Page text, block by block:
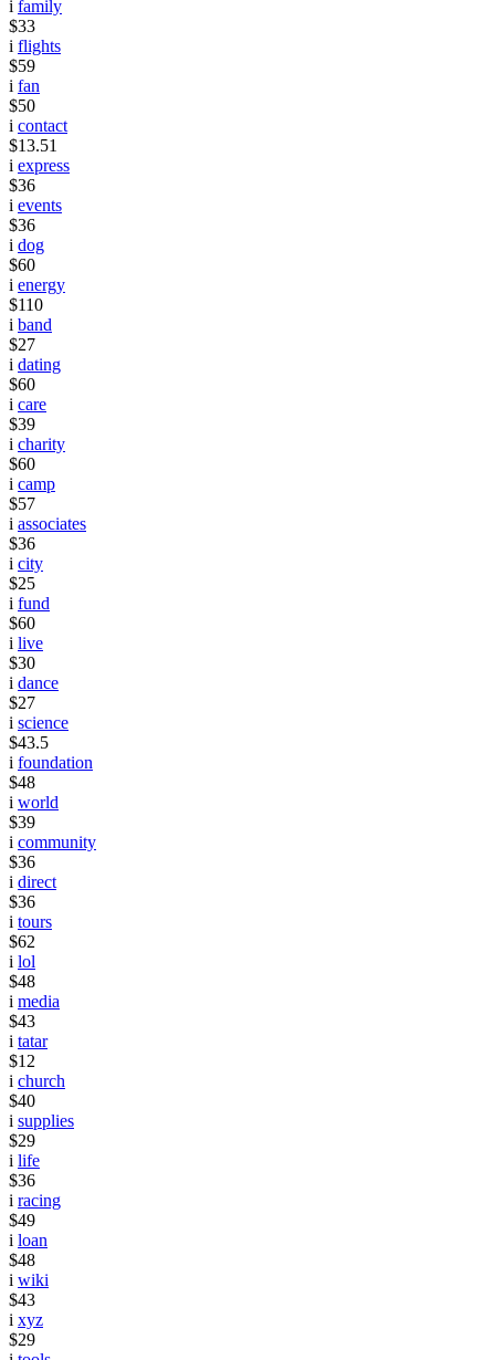
i family
$33
i flights
$59
i fan
$50
i contact
$13.51
i express
$36
i events
$36
i dog
$60
i energy
$110
i band
$27
i dating
$60
i care
$39
i charity
$60
i camp
$57
i associates
$36
i city
$25
i fund
$60
i live
$30
i dance
$27
i science
$43.5
i foundation
$48
i world
$39
i community
$36
i direct
$36
i tours
$62
i lol
$48
i media
$43
i tatar
$12
i church
$40
i supplies
$29
i life
$36
i racing
$49
i loan
$48
i wiki
$43
i xyz
$29